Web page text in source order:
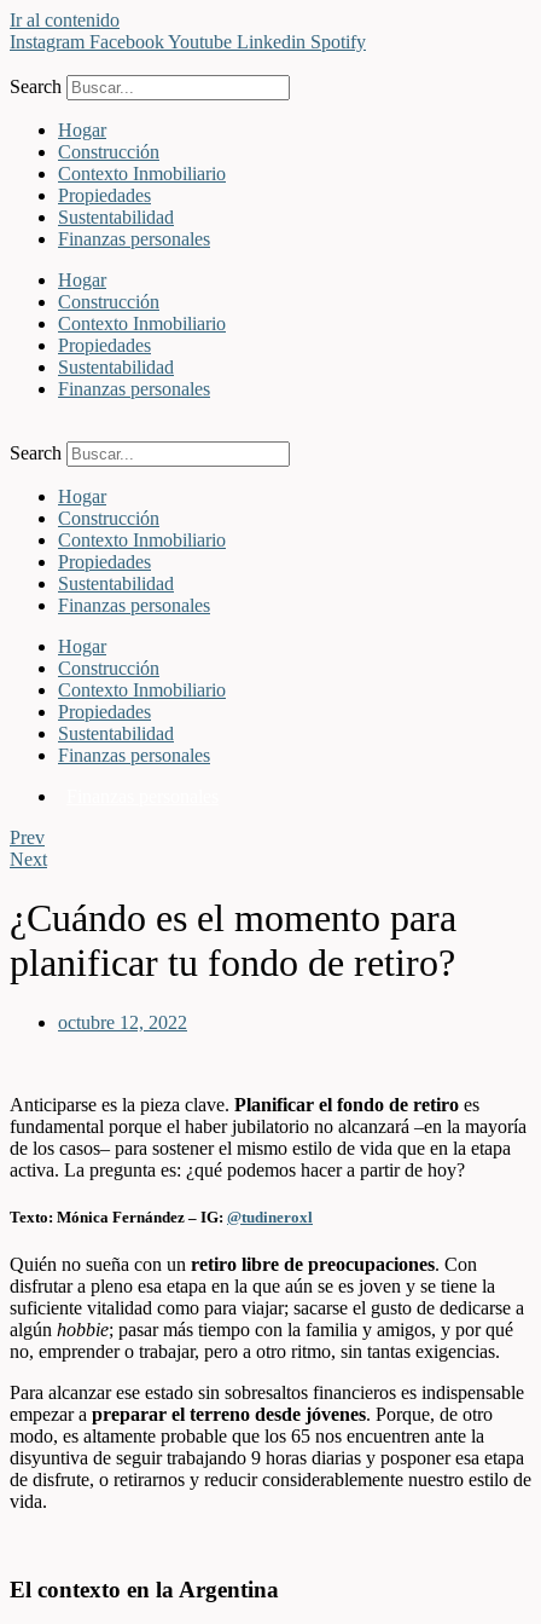
Ir al contenido
Instagram FacebookYoutube Linkedin Spotify
Search
Hogar
Construcción
Contexto Inmobiliario
Propiedades
Sustentabilidad
Finanzas personales
Hogar
Construcción
Contexto Inmobiliario
Propiedades
Sustentabilidad
Finanzas personales
Search
Hogar
Construcción
Contexto Inmobiliario
Propiedades
Sustentabilidad
Finanzas personales
Hogar
Construcción
Contexto Inmobiliario
Propiedades
Sustentabilidad
Finanzas personales
Prev
Next
¿Cuándo es el momento para
planificar tu fondo de retiro?
octubre 12, 2022
Anticiparse es la pieza clave. Planificar el fondo de retiro es
fundamental porque el haber jubilatorio no alcanzará –en la mayoría
de los casos– para sostener el mismo estilo de vida que en la etapa
activa. La pregunta es: ¿qué podemos hacer a partir de hoy?
Texto: Mónica Fernández – IG: @tudineroxl
Quién no sueña con un retiro libre de preocupaciones. Con
disfrutar a pleno esa etapa en la que aún se es joven y se tiene la
suficiente vitalidad como para viajar; sacarse el gusto de dedicarse a
algún hobbie; pasar más tiempo con la familia y amigos, y por qué
no, emprender o trabajar, pero a otro ritmo, sin tantas exigencias.
Para alcanzar ese estado sin sobresaltos financieros es indispensable
empezar a preparar el terreno desde jóvenes. Porque, de otro
modo, es altamente probable que los 65 nos encuentren ante la
disyuntiva de seguir trabajando 9 horas diarias y posponer esa etapa
de disfrute, o retirarnos y reducir considerablemente nuestro estilo de
vida.
El contexto en la Argentina